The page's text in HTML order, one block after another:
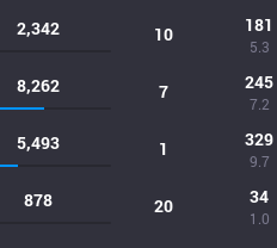
2,342 10 181
5.3
8,262 7 245
7.2
5,493 1 329
9.7
878 20 34
1.0